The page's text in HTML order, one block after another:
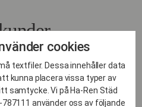
många nöjda kunder i
Här delar några
erfarenheter av att
cookies
textfiler. Dessa innehåller data
kunna placera vissa typer av
samtycke. Vi på Ha-Ren Städ
använder oss av följande